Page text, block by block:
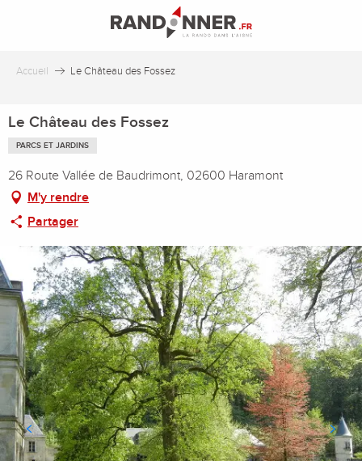
principal
Accueil Le Château des Fossez
Le Château des Fossez
PARCS ET JARDINS
26 Route Vallée de Baudrimont, 02600 Haramont
M'y rendre
Partager